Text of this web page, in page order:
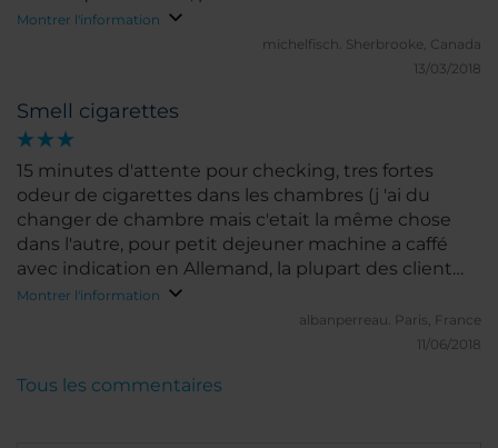
midi serait dans le Plus-que-parfait !
Montrer l'information
michelfisch. Sherbrooke, Canada
13/03/2018
Smell cigarettes
15 minutes d'attente pour checking, tres fortes
odeur de cigarettes dans les chambres (j 'ai du
changer de chambre mais c'etait la même chose
dans l'autre, pour petit dejeuner machine a caffé
avec indication en Allemand, la plupart des client
etaient perdus
Montrer l'information
albanperreau.
Paris, France
11/06/2018
Tous les commentaires